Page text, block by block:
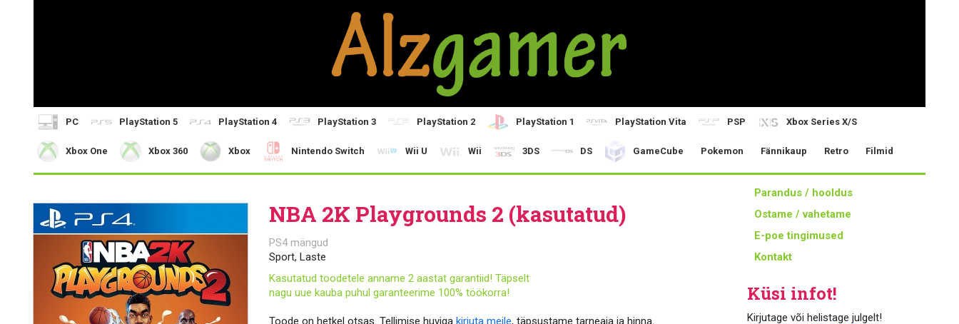
PC PlayStation 5 PlayStation 4 PlayStation 3 PlayStation 2 PlayStation 1 PlayStation Vita PSP Xbox Series X/S
Xbox One Xbox 360 Xbox Nintendo Switch Wii U Wii 3DS DS GameCube Pokemon Fännikaup Retro Filmid
Parandus / hooldus
Ostame / vahetame
E-poe tingimused
Kontakt
Küsi infot!
Kirjutage või helistage julgelt!
NBA 2K Playgrounds 2 (kasutatud)
PS4 mängud
Sport, Laste
Kasutatud toodetele anname 2 aastat garantiid! Täpselt
nagu uue kauba puhul garanteerime 100% töökorra!
Toode on hetkel otsas. Tellimise huviga kirjuta meile, täpsustame tarneaja ja hinna.